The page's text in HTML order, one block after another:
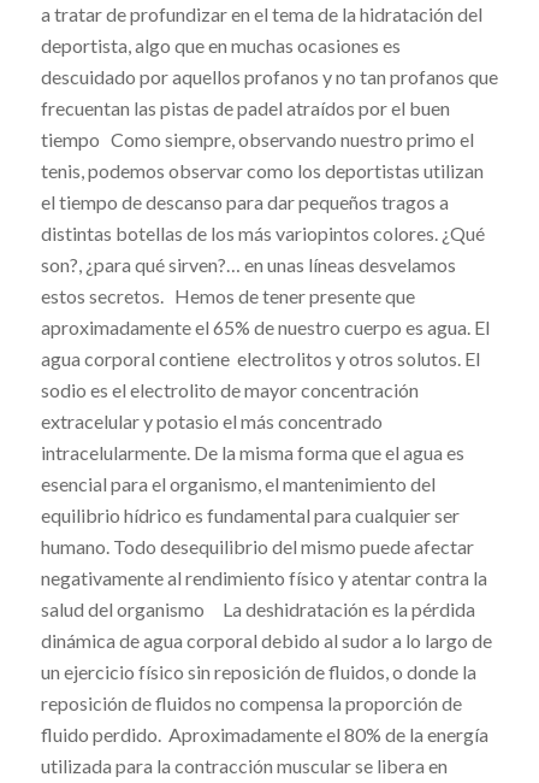
a tratar de profundizar en el tema de la hidratación del
deportista, algo que en muchas ocasiones es
descuidado por aquellos profanos y no tan profanos que
frecuentan las pistas de padel atraídos por el buen
tiempo Como siempre, observando nuestro primo el
tenis, podemos observar como los deportistas utilizan
el tiempo de descanso para dar pequeños tragos a
distintas botellas de los más variopintos colores. ¿Qué
son?, ¿para qué sirven?… en unas líneas desvelamos
estos secretos. Hemos de tener presente que
aproximadamente el 65% de nuestro cuerpo es agua. El
agua corporal contiene electrolitos y otros solutos. El
sodio es el electrolito de mayor concentración
extracelular y potasio el más concentrado
intracelularmente. De la misma forma que el agua es
esencial para el organismo, el mantenimiento del
equilibrio hídrico es fundamental para cualquier ser
humano. Todo desequilibrio del mismo puede afectar
negativamente al rendimiento físico y atentar contra la
salud del organismo La deshidratación es la pérdida
dinámica de agua corporal debido al sudor a lo largo de
un ejercicio físico sin reposición de fluidos, o donde la
reposición de fluidos no compensa la proporción de
fluido perdido. Aproximadamente el 80% de la energía
utilizada para la contracción muscular se libera en